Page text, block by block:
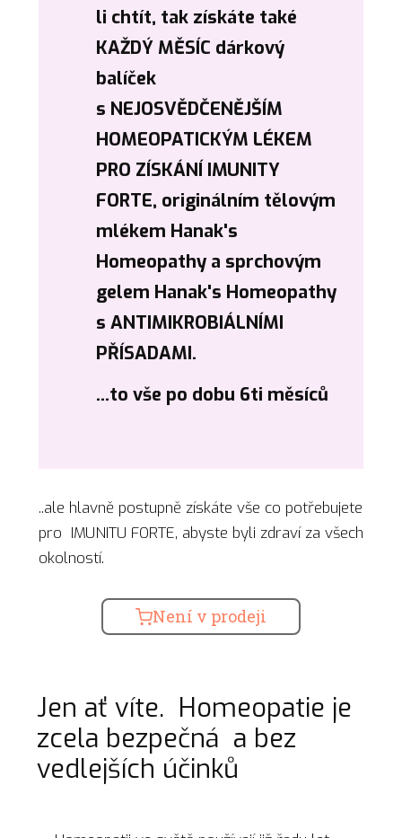
li chtít, tak získáte také
KAŽDÝ MĚSÍC dárkový
balíček
s NEJOSVĚDČENĚJŠÍM
HOMEOPATICKÝM LÉKEM
PRO ZÍSKÁNÍ IMUNITY
FORTE, originálním tělovým
mlékem Hanak's
Homeopathy a sprchovým
gelem Hanak's Homeopathy
s ANTIMIKROBIÁLNÍMI
PŘÍSADAMI.
...to vše po dobu 6ti měsíců
..ale hlavně postupně získáte vše co potřebujete
pro IMUNITU FORTE, abyste byli zdraví za všech
okolností.
Není v prodeji
Jen ať víte. Homeopatie je
zcela bezpečná a bez
vedlejších účinků